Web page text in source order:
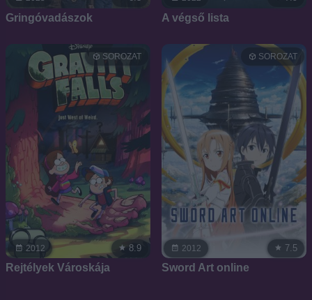
Gringóvadászok A végső lista
2012
SOROZAT
8.9
Rejtélyek Városkája
2012
SOROZAT
7.5
Sword Art online